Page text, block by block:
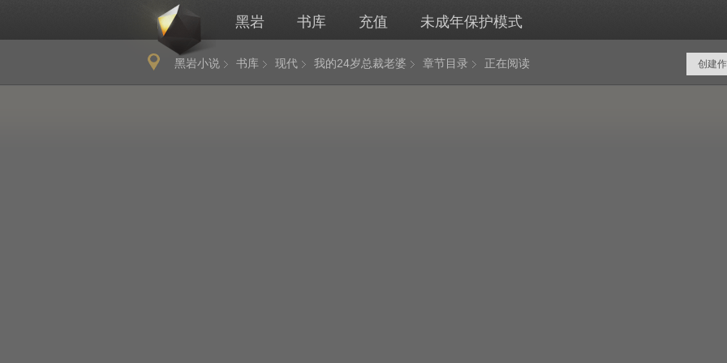
黑岩 书库 充值 未成年保护模式
黑岩小说 书库 现代 我的24岁总裁老婆 章节目录 正在阅读 创建